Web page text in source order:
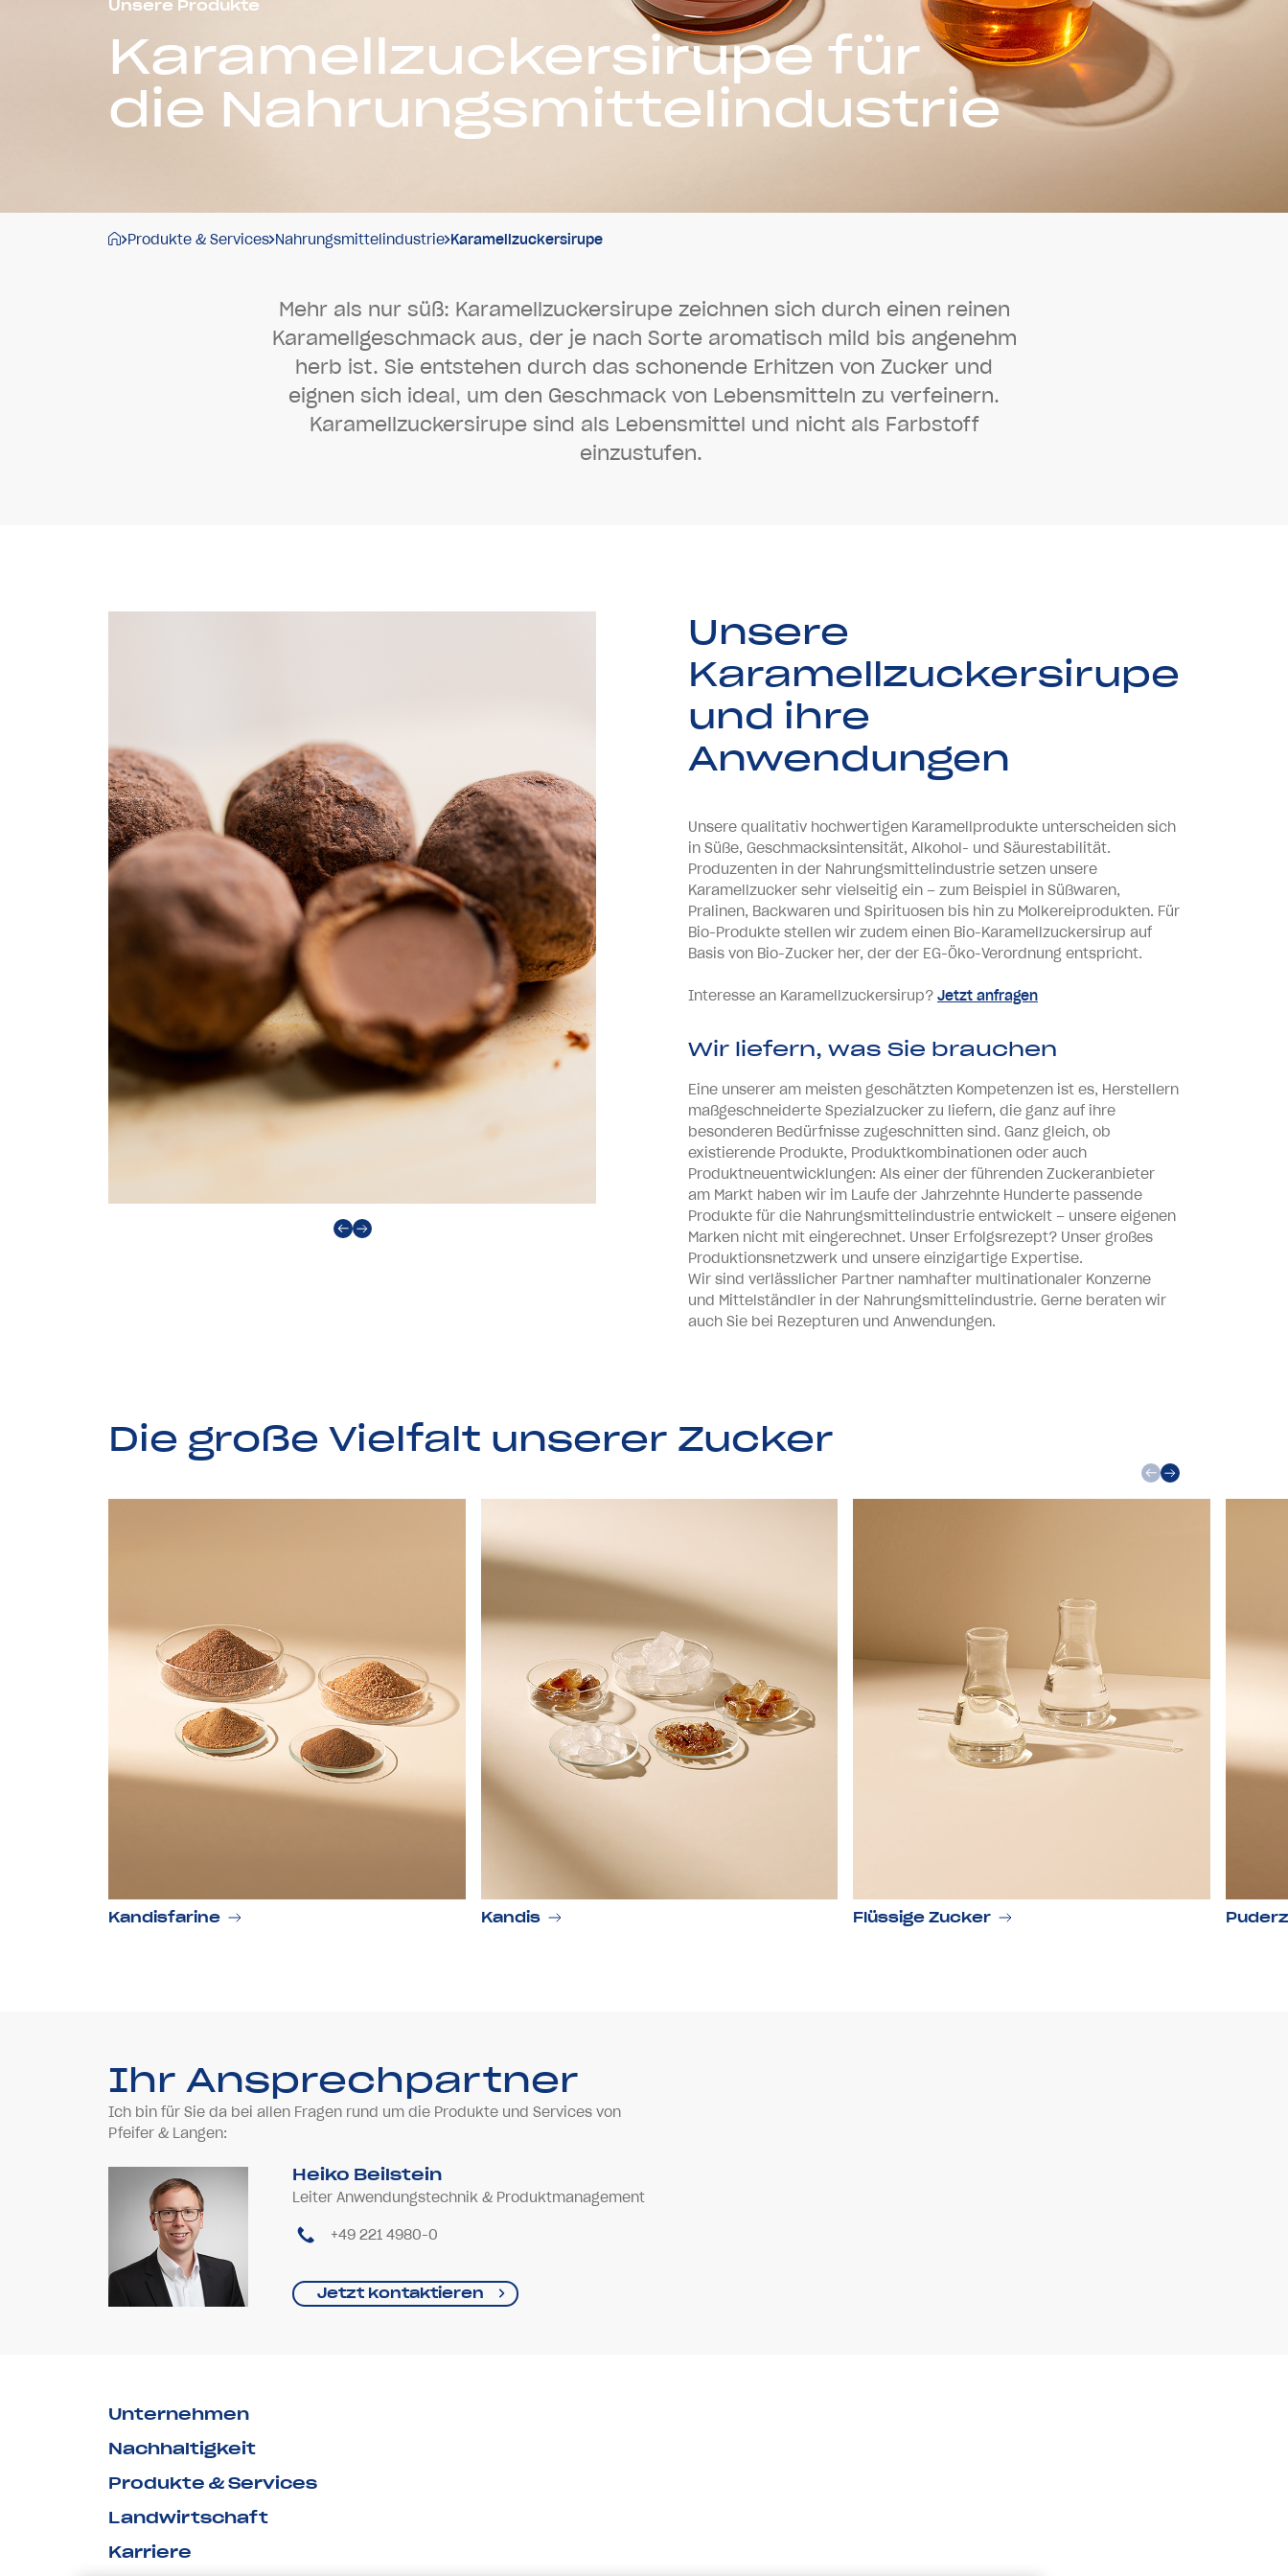
Unsere Produkte
Karamellzucker­sirupe für
die Nahrungsmittel­industrie
Produkte & Services Nahrungsmittelindustrie Karamellzuckersirupe
Mehr als nur süß: Karamellzuckersirupe zeichnen sich durch einen reinen
Karamellgeschmack aus, der je nach Sorte aromatisch mild bis angenehm
herb ist. Sie entstehen durch das schonende Erhitzen von Zucker und
eignen sich ideal, um den Geschmack von Lebensmitteln zu verfeinern.
Karamellzuckersirupe sind als Lebensmittel und nicht als Farbstoff
einzustufen.
Unsere
Karamellzuckersirupe
und ihre
Anwendungen
Unsere qualitativ hochwertigen Karamellprodukte unterscheiden sich
in Süße, Geschmacksintensität, Alkohol- und Säurestabilität.
Produzenten in der Nahrungsmittelindustrie setzen unsere
Karamellzucker sehr vielseitig ein – zum Beispiel in Süßwaren,
Pralinen, Backwaren und Spirituosen bis hin zu Molkereiprodukten. Für
Bio-Produkte stellen wir zudem einen Bio-Karamellzuckersirup auf
Basis von Bio-Zucker her, der der EG-Öko-Verordnung entspricht.
Interesse an Karamellzuckersirup? Jetzt anfragen
Wir liefern, was Sie brauchen
Eine unserer am meisten geschätzten Kompetenzen ist es, Herstellern
maßgeschneiderte Spezialzucker zu liefern, die ganz auf ihre
besonderen Bedürfnisse zugeschnitten sind. Ganz gleich, ob
existierende Produkte, Produktkombinationen oder auch
Produktneuentwicklungen: Als einer der führenden Zuckeranbieter
am Markt haben wir im Laufe der Jahrzehnte Hunderte passende
Produkte für die Nahrungsmittelindustrie entwickelt – unsere eigenen
Marken nicht mit eingerechnet. Unser Erfolgsrezept? Unser großes
Produktionsnetzwerk und unsere einzigartige Expertise.
Wir sind verlässlicher Partner namhafter multinationaler Konzerne
und Mittelständler in der Nahrungsmittelindustrie. Gerne beraten wir
auch Sie bei Rezepturen und Anwendungen.
Die große Vielfalt unserer Zucker
Kandisfarine Kandis Flüssige Zucker
Ihr Ansprechpartner
Ich bin für Sie da bei allen Fragen rund um die Produkte und Services von
Pfeifer & Langen:
Heiko Beilstein
Leiter Anwendungstechnik & Produktmanagement
+49 221 4980-0
Jetzt kontaktieren
Unternehmen
Nachhaltigkeit
Produkte & Services
Landwirtschaft
Karriere